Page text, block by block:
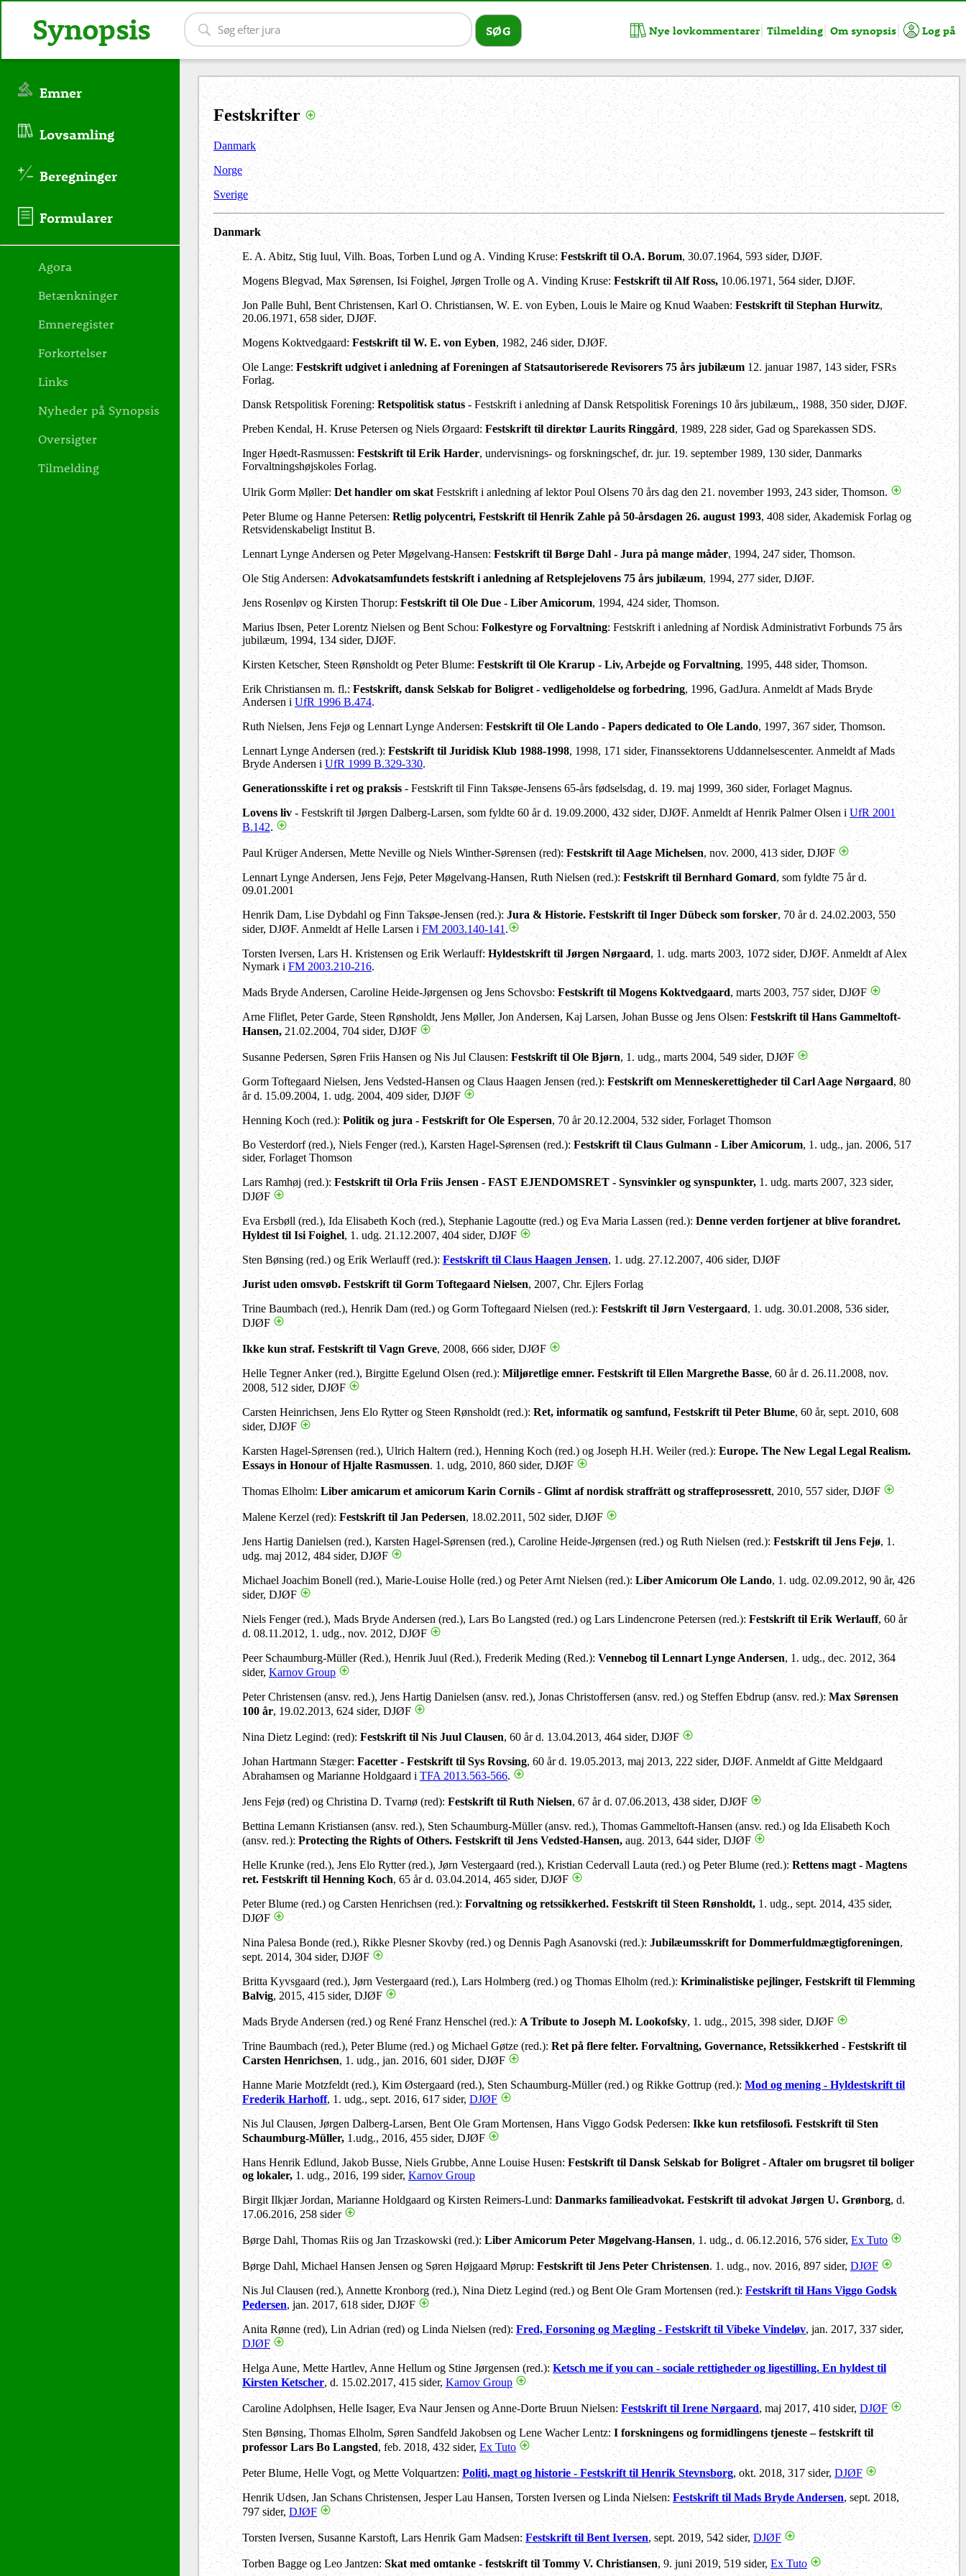
Festskrifter
Danmark
Norge
Sverige
Danmark
E. A. Abitz, Stig Iuul, Vilh. Boas, Torben Lund og A. Vinding Kruse:Festskrift til O.A. Borum, 30.07.1964, 593 sider, DJØF.
Mogens Blegvad, Max Sørensen, Isi Foighel, Jørgen Trolle og A. Vinding Kruse:Festskrift til Alf Ross, 10.06.1971, 564 sider, DJØF.
Jon Palle Buhl, Bent Christensen, Karl O. Christiansen, W. E. von Eyben, Louis le Maire og Knud Waaben:Festskrift til Stephan Hurwitz,
20.06.1971, 658 sider, DJØF.
Mogens Koktvedgaard:Festskrift til W. E. von Eyben, 1982, 246 sider, DJØF.
Ole Lange: Festskrift udgivet i anledning af Foreningen af Statsautoriserede Revisorers 75 års jubilæum 12. januar 1987, 143 sider, FSRs
Forlag.
Dansk Retspolitisk Forening: Retspolitisk status- Festskrift i anledning af Dansk Retspolitisk Forenings 10 års jubilæum,, 1988, 350 sider, DJØF.
Preben Kendal, H. Kruse Petersen og Niels Ørgaard:Festskrift til direktør Laurits Ringgård, 1989, 228 sider, Gad og Sparekassen SDS.
Inger Høedt-Rasmussen:Festskrift til Erik Harder, undervisnings- og forskningschef, dr. jur. 19. september 1989, 130 sider, Danmarks
Forvaltningshøjskoles Forlag.
Ulrik Gorm Møller: Det handler om skatFestskrift i anledning af lektor Poul Olsens 70 års dag den 21. november 1993, 243 sider, Thomson.
Peter Blume og Hanne Petersen:Retlig polycentri, Festskrift til Henrik Zahle på 50-årsdagen 26. august 1993, 408 sider, Akademisk Forlag og
Retsvidenskabeligt Institut B.
Lennart Lynge Andersen og Peter Møgelvang-Hansen:Festskrift til Børge Dahl - Jura på mange måder, 1994, 247 sider, Thomson.
Ole Stig Andersen: Advokatsamfundets festskrift i anledning af Retsplejelovens 75 års jubilæum, 1994, 277 sider, DJØF.
Jens Rosenløv og Kirsten Thorup:Festskrift til Ole Due - Liber Amicorum, 1994, 424 sider, Thomson.
Marius Ibsen, Peter Lorentz Nielsen og Bent Schou:Folkestyre og Forvaltning: Festskrift i anledning af Nordisk Administrativt Forbunds 75 års
jubilæum, 1994, 134 sider, DJØF.
Kirsten Ketscher, Steen Rønsholdt og Peter Blume:Festskrift til Ole Krarup - Liv, Arbejde og Forvaltning, 1995, 448 sider, Thomson.
Erik Christiansen m. fl.:Festskrift, dansk Selskab for Boligret - vedligeholdelse og forbedring, 1996, GadJura. Anmeldt af Mads Bryde
Andersen iUfR 1996 B.474.
Ruth Nielsen, Jens Fejø og Lennart Lynge Andersen: Festskrift til Ole Lando - Papers dedicated to Ole Lando, 1997, 367 sider, Thomson.
Lennart Lynge Andersen (red.):Festskrift til Juridisk Klub 1988-1998, 1998, 171 sider, Finanssektorens Uddannelsescenter. Anmeldt af Mads
Bryde Andersen iUfR 1999 B.329-330.
Generationsskifte i ret og praksis- Festskrift til Finn Taksøe-Jensens 65-års fødselsdag, d. 19. maj 1999, 360 sider, Forlaget Magnus.
Lovens liv - Festskrift til Jørgen Dalberg-Larsen, som fyldte 60 år d. 19.09.2000, 432 sider, DJØF. Anmeldt af Henrik Palmer Olsen iUfR 2001
B.142.
Paul Krüger Andersen, Mette Neville og Niels Winther-Sørensen (red):Festskrift til Aage Michelsen, nov. 2000, 413 sider, DJØF
Lennart Lynge Andersen, Jens Fejø, Peter Møgelvang-Hansen, Ruth Nielsen (red.):Festskrift til Bernhard Gomard, som fyldte 75 år d.
09.01.2001
Henrik Dam, Lise Dybdahl og Finn Taksøe-Jensen (red.): Jura & Historie. Festskrift til Inger Dübeck som forsker, 70 år d. 24.02.2003, 550
sider, DJØF. Anmeldt af Helle Larsen iFM 2003.140-141.
Torsten Iversen, Lars H. Kristensen og Erik Werlauff:Hyldestskrift til Jørgen Nørgaard, 1. udg. marts 2003, 1072 sider, DJØF. Anmeldt af Alex
Nymark iFM 2003.210-216.
Mads Bryde Andersen, Caroline Heide-Jørgensen og Jens Schovsbo:Festskrift til Mogens Koktvedgaard, marts 2003, 757 sider, DJØF
Arne Fliflet, Peter Garde, Steen Rønsholdt, Jens Møller, Jon Andersen, Kaj Larsen, Johan Busse og Jens Olsen:Festskrift til Hans Gammeltoft-
Hansen,21.02.2004, 704 sider, DJØF
Susanne Pedersen, Søren Friis Hansen og Nis Jul Clausen: Festskrift til Ole Bjørn, 1. udg., marts 2004, 549 sider, DJØF
Gorm Toftegaard Nielsen, Jens Vedsted-Hansen og Claus Haagen Jensen (red.): Festskrift om Menneskerettigheder til Carl Aage Nørgaard, 80
år d. 15.09.2004, 1. udg. 2004, 409 sider, DJØF
Henning Koch (red.):Politik og jura - Festskrift for Ole Espersen, 70 år 20.12.2004, 532 sider, Forlaget Thomson
Bo Vesterdorf (red.), Niels Fenger (red.), Karsten Hagel-Sørensen (red.):Festskrift til Claus Gulmann - Liber Amicorum, 1. udg., jan. 2006, 517
sider, Forlaget Thomson
Lars Ramhøj (red.):Festskrift til Orla Friis Jensen - FAST EJENDOMSRET - Synsvinkler og synspunkter,1. udg. marts 2007, 323 sider,
DJØF
Eva Ersbøll (red.), Ida Elisabeth Koch (red.), Stephanie Lagoutte (red.) og Eva Maria Lassen (red.): Denne verden fortjener at blive forandret.
Hyldest til Isi Foighel, 1. udg. 21.12.2007, 404 sider, DJØF
Sten Bønsing (red.) og Erik Werlauff (red.): Festskrift til Claus Haagen Jensen, 1. udg. 27.12.2007, 406 sider, DJØF
Jurist uden omsvøb. Festskrift til Gorm Toftegaard Nielsen, 2007, Chr. Ejlers Forlag
Trine Baumbach (red.), Henrik Dam (red.) og Gorm Toftegaard Nielsen (red.): Festskrift til Jørn Vestergaard, 1. udg. 30.01.2008, 536 sider,
DJØF
Ikke kun straf. Festskrift til Vagn Greve, 2008, 666 sider, DJØF
Helle Tegner Anker (red.), Birgitte Egelund Olsen (red.): Miljøretlige emner. Festskrift til Ellen Margrethe Basse, 60 år d. 26.11.2008, nov.
2008, 512 sider, DJØF
Carsten Heinrichsen, Jens Elo Rytter og Steen Rønsholdt (red.):Ret, informatik og samfund, Festskrift til Peter Blume, 60 år, sept. 2010, 608
sider, DJØF
Karsten Hagel-Sørensen (red.), Ulrich Haltern (red.), Henning Koch (red.) og Joseph H.H. Weiler (red.): Europe. The New Legal Legal Realism.
Essays in Honour of Hjalte Rasmussen. 1. udg, 2010, 860 sider, DJØF
Thomas Elholm: Liber amicarum et amicorum Karin Cornils - Glimt af nordisk straffrätt og straffeprosessrett, 2010, 557 sider, DJØF
Malene Kerzel (red):Festskrift til Jan Pedersen, 18.02.2011, 502 sider, DJØF
Jens Hartig Danielsen (red.), Karsten Hagel-Sørensen (red.), Caroline Heide-Jørgensen (red.) og Ruth Nielsen (red.):Festskrift til Jens Fejø, 1.
udg. maj 2012, 484 sider, DJØF
Michael Joachim Bonell (red.), Marie-Louise Holle (red.) og Peter Arnt Nielsen (red.):Liber Amicorum Ole Lando, 1. udg. 02.09.2012, 90 år, 426
sider, DJØF
Niels Fenger (red.), Mads Bryde Andersen (red.), Lars Bo Langsted (red.) og Lars Lindencrone Petersen (red.):Festskrift til Erik Werlauff, 60 år
d. 08.11.2012, 1. udg., nov. 2012, DJØF
Peer Schaumburg-Müller (Red.), Henrik Juul (Red.), Frederik Meding (Red.):Vennebog til Lennart Lynge Andersen, 1. udg., dec. 2012, 364
sider, Karnov Group
Peter Christensen (ansv. red.), Jens Hartig Danielsen (ansv. red.), Jonas Christoffersen (ansv. red.) og Steffen Ebdrup (ansv. red.):Max Sørensen
100 år, 19.02.2013, 624 sider, DJØF
Nina Dietz Legind: (red): Festskrift til Nis Juul Clausen, 60 år d. 13.04.2013, 464 sider, DJØF
Johan Hartmann Stæger: Facetter - Festskrift til Sys Rovsing, 60 år d. 19.05.2013, maj 2013, 222 sider, DJØF. Anmeldt af Gitte Meldgaard
Abrahamsen og Marianne Holdgaard iTFA 2013.563-566.
Jens Fejø (red) og Christina D. Tvarnø (red):Festskrift til Ruth Nielsen, 67 år d. 07.06.2013, 438 sider, DJØF
Bettina Lemann Kristiansen (ansv. red.), Sten Schaumburg-Müller (ansv. red.), Thomas Gammeltoft-Hansen (ansv. red.) og Ida Elisabeth Koch
(ansv. red.):Protecting the Rights of Others. Festskrift til Jens Vedsted-Hansen,aug. 2013, 644 sider, DJØF
Helle Krunke (red.), Jens Elo Rytter (red.), Jørn Vestergaard (red.), Kristian Cedervall Lauta (red.) og Peter Blume (red.): Rettens magt - Magtens
ret. Festskrift til Henning Koch, 65 år d. 03.04.2014, 465 sider, DJØF
Peter Blume (red.) og Carsten Henrichsen (red.):Forvaltning og retssikkerhed. Festskrift til Steen Rønsholdt,1. udg., sept. 2014, 435 sider,
DJØF
Nina Palesa Bonde (red.), Rikke Plesner Skovby (red.) og Dennis Pagh Asanovski (red.): Jubilæumsskrift for Dommerfuldmægtigforeningen,
sept. 2014, 304 sider, DJØF
Britta Kyvsgaard (red.), Jørn Vestergaard (red.), Lars Holmberg (red.) og Thomas Elholm (red.):Kriminalistiske pejlinger, Festskrift til Flemming
Balvig, 2015, 415 sider, DJØF
Mads Bryde Andersen (red.) og René Franz Henschel (red.):A Tribute to Joseph M. Lookofsky, 1. udg., 2015, 398 sider, DJØF
Trine Baumbach (red.), Peter Blume (red.) og Michael Gøtze (red.):Ret på flere felter. Forvaltning, Governance, Retssikkerhed - Festskrift til
Carsten Henrichsen, 1. udg., jan. 2016, 601 sider, DJØF
Hanne Marie Motzfeldt (red.), Kim Østergaard (red.), Sten Schaumburg-Müller (red.) og Rikke Gottrup (red.): Mod og mening - Hyldestskrift til
Frederik Harhoff, 1. udg., sept. 2016, 617 sider,DJØF
Nis Jul Clausen, Jørgen Dalberg-Larsen, Bent Ole Gram Mortensen, Hans Viggo Godsk Pedersen: Ikke kun retsfilosofi. Festskrift til Sten
Schaumburg-Müller,1.udg., 2016, 455 sider, DJØF
Hans Henrik Edlund, Jakob Busse, Niels Grubbe, Anne Louise Husen:Festskrift til Dansk Selskab for Boligret - Aftaler om brugsret til boliger
og lokaler,1. udg., 2016, 199 sider,Karnov Group
Birgit Ilkjær Jordan, Marianne Holdgaard og Kirsten Reimers-Lund:Danmarks familieadvokat. Festskrift til advokat Jørgen U. Grønborg, d.
17.06.2016, 258 sider
Børge Dahl, Thomas Riis og Jan Trzaskowski (red.): Liber Amicorum Peter Møgelvang-Hansen, 1. udg., d. 06.12.2016, 576 sider,Ex Tuto
Børge Dahl, Michael Hansen Jensen og Søren Højgaard Mørup: Festskrift til Jens Peter Christensen. 1. udg., nov. 2016, 897 sider,DJØF
Nis Jul Clausen (red.), Annette Kronborg (red.), Nina Dietz Legind (red.) og Bent Ole Gram Mortensen (red.):Festskrift til Hans Viggo Godsk
Pedersen, jan. 2017, 618 sider, DJØF
Anita Rønne (red), Lin Adrian (red) og Linda Nielsen (red):Fred, Forsoning og Mægling - Festskrift til Vibeke Vindeløv, jan. 2017, 337 sider,
DJØF
Helga Aune, Mette Hartlev, Anne Hellum og Stine Jørgensen (red.):Ketsch me if you can - sociale rettigheder og ligestilling. En hyldest til
Kirsten Ketscher, d. 15.02.2017, 415 sider,Karnov Group
Caroline Adolphsen, Helle Isager, Eva Naur Jensen og Anne-Dorte Bruun Nielsen:Festskrift til Irene Nørgaard, maj 2017, 410 sider,DJØF
Sten Bønsing, Thomas Elholm, Søren Sandfeld Jakobsen og Lene Wacher Lentz:I forskningens og formidlingens tjeneste – festskrift til
professor Lars Bo Langsted, feb. 2018, 432 sider,Ex Tuto
Peter Blume, Helle Vogt, og Mette Volquartzen:Politi, magt og historie - Festskrift til Henrik Stevnsborg, okt. 2018, 317 sider,DJØF
Henrik Udsen, Jan Schans Christensen, Jesper Lau Hansen, Torsten Iversen og Linda Nielsen:Festskrift til Mads Bryde Andersen, sept. 2018,
797 sider, DJØF
Torsten Iversen, Susanne Karstoft, Lars Henrik Gam Madsen:Festskrift til Bent Iversen, sept. 2019, 542 sider,DJØF
Torben Bagge og Leo Jantzen:Skat med omtanke - festskrift til Tommy V. Christiansen, 9. juni 2019, 519 sider,Ex Tuto
Emner
Lovsamling
Beregninger
Formularer
Agora
Betænkninger
Emneregister
Forkortelser
Links
Nyheder på Synopsis
Oversigter
Tilmelding
Synopsis Nye lovkommentarer Tilmelding Om synopsis Log på